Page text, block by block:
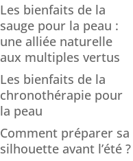
Les bienfaits de la
sauge pour la peau :
une alliée naturelle
aux multiples vertus
Les bienfaits de la
chronothérapie pour
la peau
Comment préparer sa
silhouette avant l’été ?